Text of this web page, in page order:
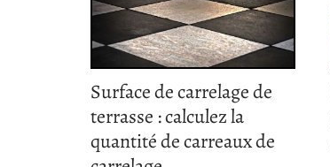
Surface de carrelage de
terrasse : calculez la
quantité de carreaux de